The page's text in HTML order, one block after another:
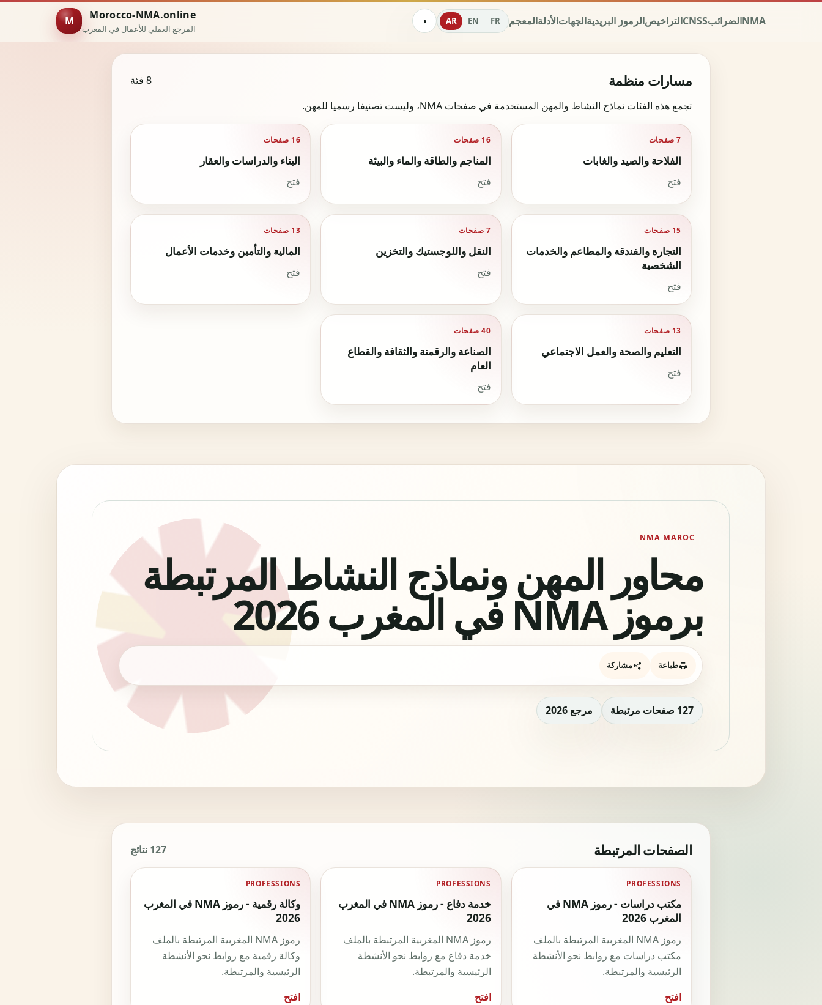
M Morocco-NMA.online
المرجع العملي للأعمال في المغرب
NMAالضرائبCNSSالتراخيصالرموز البريديةالجهاتالأدلةالمعجم FR
EN
AR
◑
مسارات منظمة
8 فئة
تجمع هذه الفئات نماذج النشاط والمهن المستخدمة في صفحات NMA، وليست تصنيفا رسميا للمهن.
7 صفحات
الفلاحة والصيد والغابات
فتح
16 صفحات
المناجم والطاقة والماء والبيئة
فتح
16 صفحات
البناء والدراسات والعقار
فتح
15 صفحات
التجارة والفندقة والمطاعم والخدمات
الشخصية
فتح
7 صفحات
النقل واللوجستيك والتخزين
فتح
13 صفحات
المالية والتأمين وخدمات الأعمال
فتح
13 صفحات
التعليم والصحة والعمل الاجتماعي
فتح
40 صفحات
الصناعة والرقمنة والثقافة والقطاع
العام
فتح
NMA MAROC
محاور المهن ونماذج النشاط المرتبطة
برموز NMA في المغرب 2026
طباعة مشاركة
127 صفحات مرتبطة مرجع 2026
الصفحات المرتبطة 127 نتائج
PROFESSIONS
مكتب دراسات - رموز NMA في
المغرب 2026
رموز NMA المغربية المرتبطة بالملف
مكتب دراسات مع روابط نحو الأنشطة
الرئيسية والمرتبطة.
افتح
PROFESSIONS
خدمة دفاع - رموز NMA في المغرب
2026
رموز NMA المغربية المرتبطة بالملف
خدمة دفاع مع روابط نحو الأنشطة
الرئيسية والمرتبطة.
افتح
PROFESSIONS
وكالة رقمية - رموز NMA في المغرب
2026
رموز NMA المغربية المرتبطة بالملف
وكالة رقمية مع روابط نحو الأنشطة
الرئيسية والمرتبطة.
افتح